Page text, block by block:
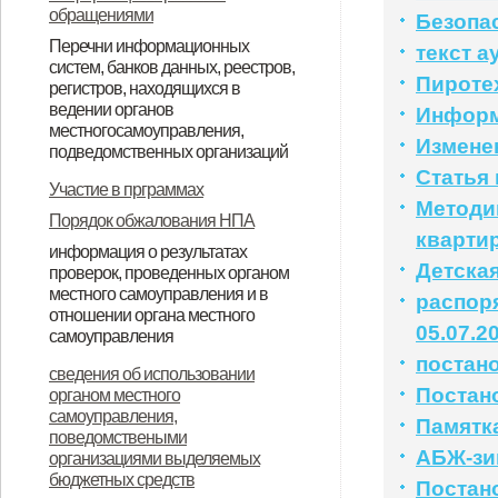
обращениями
Перечни информационных
систем, банков данных, реестров,
регистров, находящихся в
ведении органов
местногосамоуправления,
подведомственных организаций
систем, банков данных, рерстров,
регистров, находящихся в
ведении органа местного
самоправления
имущества по состоянию на
01.012019года
Участие в прграммах
Порядок обжалования НПА
информация о результатах
проверок, проведенных органом
местного самоуправления и в
отношении органа местного
самоуправления
Доклад о виде государственного
контроля (надзора),
муниципального контроля
сведения об использовании
органом местного
самоуправления,
поведомствеными
организациями выделяемых
бюджетных средств
текст
Статья
АБЖ-